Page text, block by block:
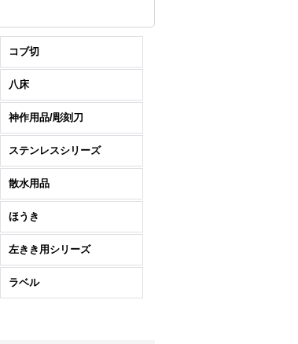
コブ切
八床
神作用品/彫刻刀
ステンレスシリーズ
散水用品
ほうき
左きき用シリーズ
ラベル